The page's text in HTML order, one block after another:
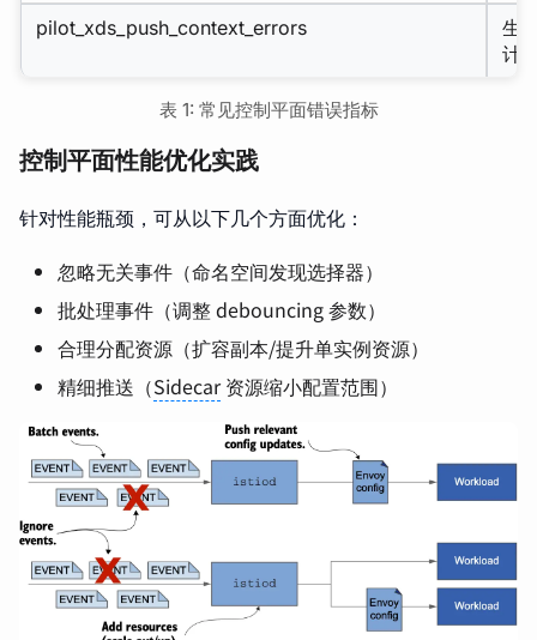
pilot_xds_push_context_errors
生
计
表 1: 常见控制平面错误指标
控制平面性能优化实践
针对性能瓶颈，可从以下几个方面优化：
忽略无关事件（命名空间发现选择器）
批处理事件（调整 debouncing 参数）
合理分配资源（扩容副本/提升单实例资源）
精细推送（Sidecar资源缩小配置范围）